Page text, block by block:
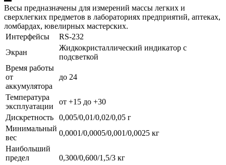
Весы предназначены для измерений массы легких и
сверхлегких предметов в лабораториях предприятий, аптеках,
ломбардах, ювелирных мастерских.
Интерфейсы
RS-232
Экран
Жидкокристаллический индикатор с
подсветкой
Время работы
от
аккумулятора
до 24
Температура
эксплуатации
от +15 до +30
Дискретность
0,005/0,01/0,02/0,05 г
Минимальный
вес
0,0001/0,0005/0,001/0,0025 кг
Наибольший
предел
0,300/0,600/1,5/3 кг